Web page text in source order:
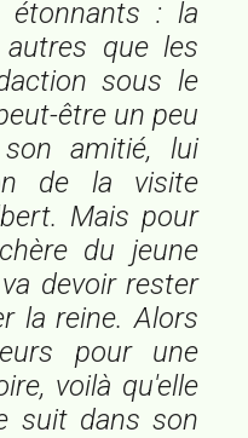
étonnants : la
que les
sous le
être un peu
amitié, lui
de la visite
Mais pour
du jeune
devoir rester
la reine. Alors
pour une
voilà qu'elle
suit dans son